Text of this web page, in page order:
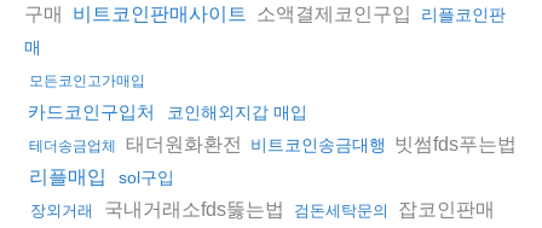
구매
비트코인판매사이트 소액결제코인구입
리플코인판
매
모든코인고가매입
카드코인구입처 코인해외지갑 매입
테더송금업체 태더원화환전 비트코인송금대행 빗썸fds푸는법
리플매입 sol구입
장외거래 국내거래소fds뚫는법 검돈세탁문의 잡코인판매